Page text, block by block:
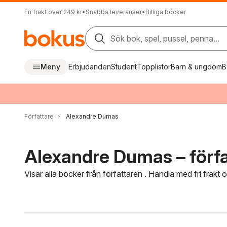
Fri frakt över 249 kr• Snabba leveranser• Billiga böcker
Sök bok, spel, pussel, penna...
Meny ErbjudandenStudentTopplistorBarn & ungdom
Författare Alexandre Dumas
Alexandre Dumas –
Visar alla böcker från författaren . Handla med fri frakt